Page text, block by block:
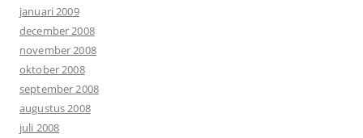
januari 2009
december 2008
november 2008
oktober 2008
september 2008
augustus 2008
juli 2008